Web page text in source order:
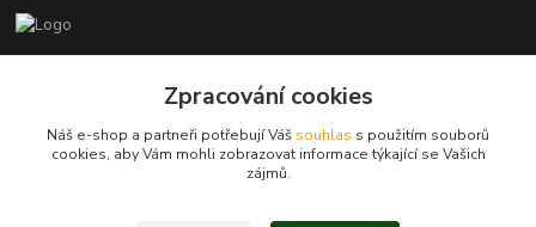
barrington@barrington.cz
Zpracování cookies
Náš e-shop a partneři potřebují Váš souhlas s použitím souborů
cookies, aby Vám mohli zobrazovat informace týkající se Vašich
zájmů.